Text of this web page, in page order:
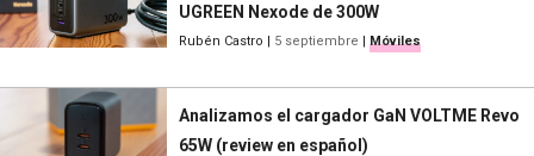
UGREEN Nexode de 300W
Rubén Castro | 5 septiembre | Móviles
Analizamos el cargador GaN VOLTME Revo
65W (review en español)